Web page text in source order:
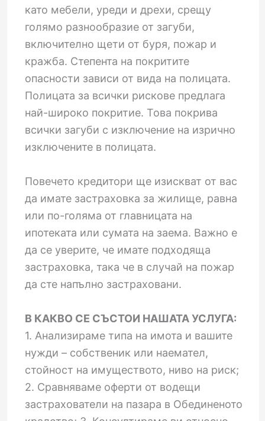
като мебели, уреди и дрехи, срещу
голямо разнообразие от загуби,
включително щети от буря, пожар и
кражба. Степента на покритите
опасности зависи от вида на полицата.
Полицата за всички рискове предлага
най-широко покритие. Това покрива
всички загуби с изключение на изрично
изключените в полицата.
Повечето кредитори ще изискват от вас
да имате застраховка за жилище, равна
или по-голяма от главницата на
ипотеката или сумата на заема. Важно е
да се уверите, че имате подходяща
застраховка, така че в случай на пожар
да сте напълно застраховани.
В КАКВО СЕ СЪСТОИ НАШАТА УСЛУГА:
1. Анализираме типа на имота и вашите
нужди – собственик или наемател,
стойност на имуществото, ниво на риск;
2. Сравняваме оферти от водещи
застрахователи на пазара в Обединеното